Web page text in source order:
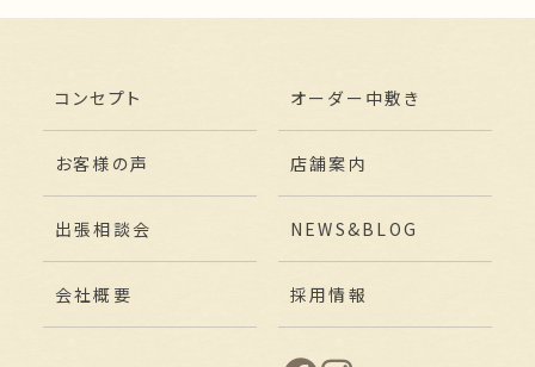
コンセプト オーダー中敷き
お客様の声 店舗案内
出張相談会 NEWS&BLOG
会社概要 採用情報